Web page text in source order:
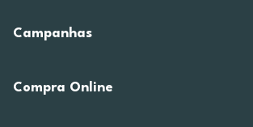
Campanhas
Compra Online